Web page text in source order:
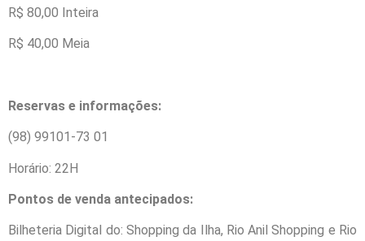
R$ 80,00 Inteira
R$ 40,00 Meia
Reservas e informações:
(98) 99101-73 01
Horário: 22H
Pontos de venda antecipados:
Bilheteria Digital do: Shopping da Ilha, Rio Anil Shopping e Rio